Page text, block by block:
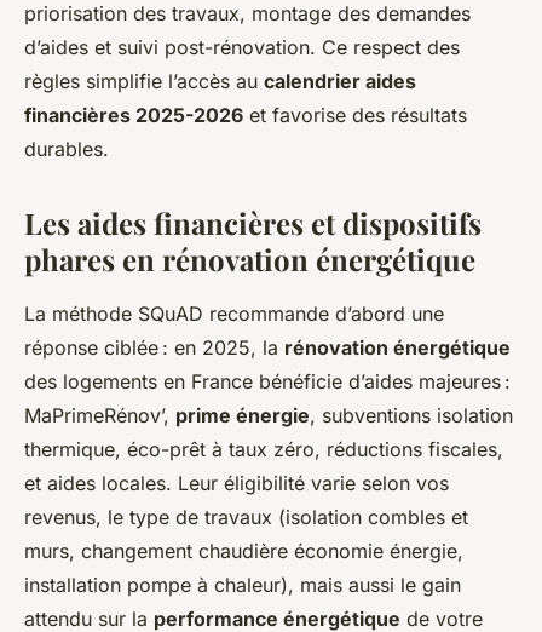
priorisation des travaux, montage des demandes
d’aides et suivi post-rénovation. Ce respect des
règles simplifie l’accès au calendrier aides
financières 2025-2026 et favorise des résultats
durables.
Les aides financières et dispositifs
phares en rénovation énergétique
La méthode SQuAD recommande d’abord une
réponse ciblée : en 2025, la rénovation énergétique
des logements en France bénéficie d’aides majeures :
MaPrimeRénov’, prime énergie, subventions isolation
thermique, éco-prêt à taux zéro, réductions fiscales,
et aides locales. Leur éligibilité varie selon vos
revenus, le type de travaux (isolation combles et
murs, changement chaudière économie énergie,
installation pompe à chaleur), mais aussi le gain
attendu sur la performance énergétique de votre